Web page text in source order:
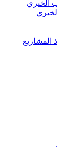
الخيري
المشاريع